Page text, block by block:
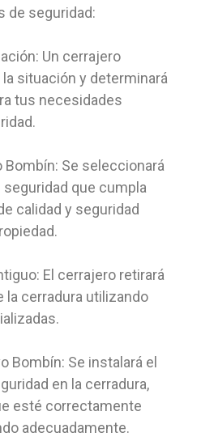
de seguridad:
Un cerrajero
situación y determinará
tus necesidades
Se seleccionará
que cumpla
calidad y seguridad
El cerrajero retirará
la cerradura utilizando
Bombín: Se instalará el
en la cerradura,
esté correctamente
adecuadamente.